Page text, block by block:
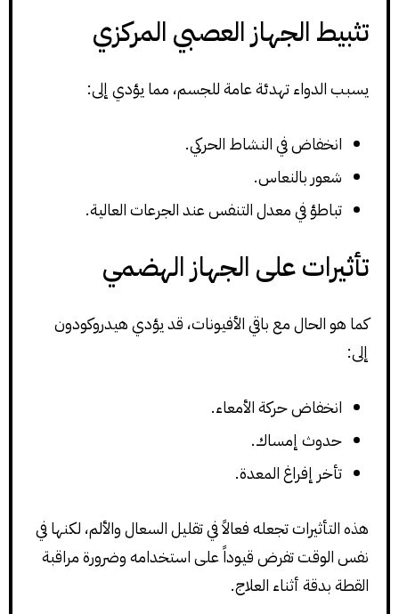
تثبيط الجهاز العصبي المركزي
يسبب الدواء تهدئة عامة للجسم، مما يؤدي إلى:
انخفاض في النشاط الحركي.
شعور بالنعاس.
تباطؤ في معدل التنفس عند الجرعات العالية.
تأثيرات على الجهاز الهضمي
كما هو الحال مع باقي الأفيونات، قد يؤدي هيدروكودون
إلى:
انخفاض حركة الأمعاء.
حدوث إمساك.
تأخر إفراغ المعدة.
هذه التأثيرات تجعله فعالاً في تقليل السعال والألم، لكنها في
نفس الوقت تفرض قيوداً على استخدامه وضرورة مراقبة
القطة بدقة أثناء العلاج.